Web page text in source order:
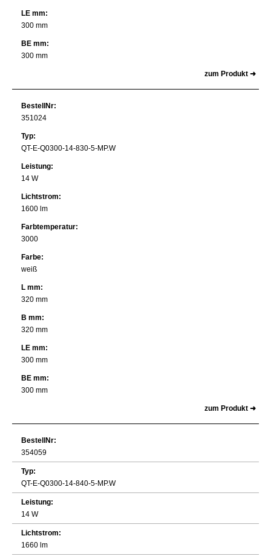
LE mm:
300 mm
BE mm:
300 mm
zum Produkt ➜
BestellNr:
351024
Typ:
QT-E-Q0300-14-830-5-MP.W
Leistung:
14 W
Lichtstrom:
1600 lm
Farbtemperatur:
3000
Farbe:
weiß
L mm:
320 mm
B mm:
320 mm
LE mm:
300 mm
BE mm:
300 mm
zum Produkt ➜
BestellNr:
354059
Typ:
QT-E-Q0300-14-840-5-MP.W
Leistung:
14 W
Lichtstrom:
1660 lm